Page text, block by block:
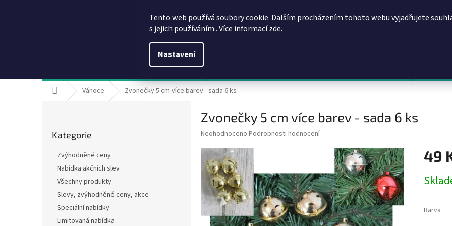
Tento web používá soubory cookie. Dalším procházením tohoto webu vyjadřujete
s jejich používáním.. Více informacízde.
Nastavení
Domů Vánoce Zvonečky 5 cm více barev - sada 6 ks
kategorie
Kategorie
Zvýhodněné ceny
Nabídka akčních slev
Všechny produkty
Slevy, zvýhodněné ceny, akce
Speciální nabídky
Limitovaná nabídka
Zvonečky 5 cm více barev - sada 6 ks
Průměrné
produktu
je
0,0
5
hvězdiček.
Neohodnoceno Podrobnosti hodnocení
49
cena:
Barva